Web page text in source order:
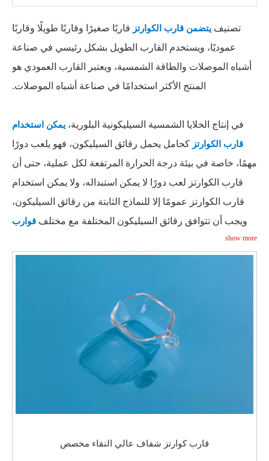
تصنيف يتضمن قارب الكوارتز قاربًا صغيرًا وقاربًا طويلًا وقاربًا
عموديًا، ويستخدم القارب الطويل بشكل رئيسي في صناعة
أشباه الموصلات والطاقة الشمسية، ويعتبر القارب العمودي هو
المنتج الأكثر استخدامًا في صناعة أشباه الموصلات.
في إنتاج الخلايا الشمسية السيليكونية البلورية، يمكن استخدام
قارب الكوارتز كحامل يحمل رقائق السيليكون، فهو يلعب دورًا
مهمًا، خاصة في بيئة درجة الحرارة المرتفعة لكل عملية، حتى أن
قارب الكوارتز لعب دورًا لا يمكن استبداله، ولا يمكن استخدام
قارب الكوارتز عمومًا إلا للنماذج الثابتة من رقائق السيليكون،
ويجب أن تتوافق رقائق السيليكون المختلفة مع مختلف قوارب
show more
قارب كوارتز شفاف عالي النقاء مخصص